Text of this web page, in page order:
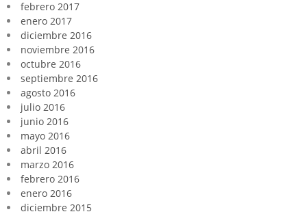
febrero 2017
enero 2017
diciembre 2016
noviembre 2016
octubre 2016
septiembre 2016
agosto 2016
julio 2016
junio 2016
mayo 2016
abril 2016
marzo 2016
febrero 2016
enero 2016
diciembre 2015